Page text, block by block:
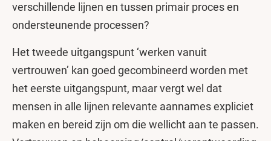
verschillende lijnen en tussen primair proces en
ondersteunende processen?
Het tweede uitgangspunt ‘werken vanuit
vertrouwen’ kan goed gecombineerd worden met
het eerste uitgangspunt, maar vergt wel dat
mensen in alle lijnen relevante aannames expliciet
maken en bereid zijn om die wellicht aan te passen.